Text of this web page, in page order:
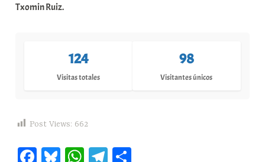
Txomin Ruiz.
124
Visitas totales
98
Visitantes únicos
Post Views: 662
Fa Bl W Te